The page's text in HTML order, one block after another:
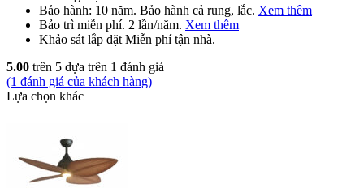
Bảo hành: 10 năm. Bảo hành cả rung, lắc. Xem thêm
Bảo trì miễn phí. 2 lần/năm. Xem thêm
Khảo sát lắp đặt Miễn phítận nhà.
5.00 trên 5 dựa trên 1 đánh giá
(1 đánh giá của khách hàng)
Lựa chọn khác